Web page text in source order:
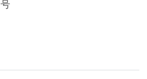
号